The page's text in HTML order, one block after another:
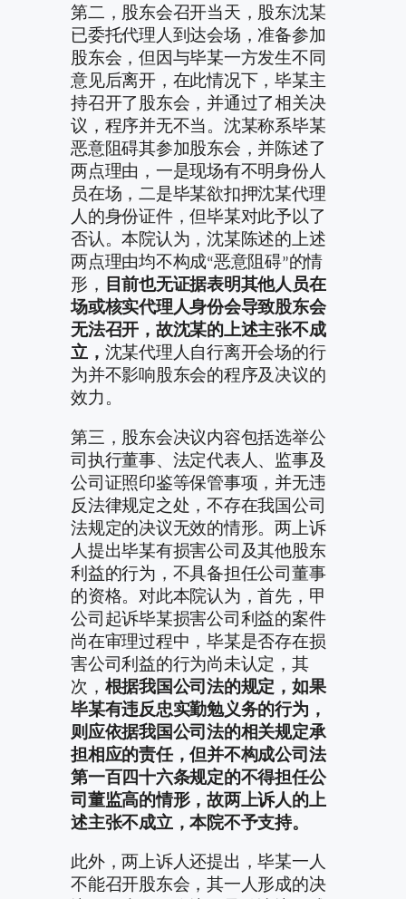
第二，股东会召开当天，股东沈某
已委托代理人到达会场，准备参加
股东会，但因与毕某一方发生不同
意见后离开，在此情况下，毕某主
持召开了股东会，并通过了相关决
议，程序并无不当。沈某称系毕某
恶意阻碍其参加股东会，并陈述了
两点理由，一是现场有不明身份人
员在场，二是毕某欲扣押沈某代理
人的身份证件，但毕某对此予以了
否认。本院认为，沈某陈述的上述
两点理由均不构成“恶意阻碍”的情
形， 目前也无证据表明其他人员在
场或核实代理人身份会导致股东会
无法召开，故沈某的上述主张不成
立， 沈某代理人自行离开会场的行
为并不影响股东会的程序及决议的
效力。
第三，股东会决议内容包括选举公
司执行董事、法定代表人、监事及
公司证照印鉴等保管事项，并无违
反法律规定之处，不存在我国公司
法规定的决议无效的情形。两上诉
人提出毕某有损害公司及其他股东
利益的行为，不具备担任公司董事
的资格。对此本院认为，首先，甲
公司起诉毕某损害公司利益的案件
尚在审理过程中，毕某是否存在损
害公司利益的行为尚未认定，其
次， 根据我国公司法的规定，如果
毕某有违反忠实勤勉义务的行为，
则应依据我国公司法的相关规定承
担相应的责任，但并不构成公司法
第一百四十六条规定的不得担任公
司董监高的情形，故两上诉人的上
述主张不成立，本院不予支持。
此外，两上诉人还提出，毕某一人
不能召开股东会，其一人形成的决